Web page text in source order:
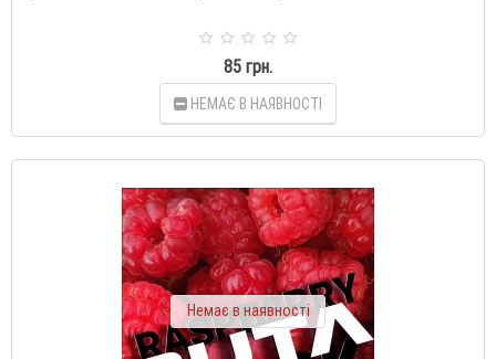
85 грн.
НЕМАЄ В НАЯВНОСТІ
Немає в наявності